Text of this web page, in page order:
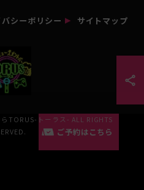
ご予約はこちら
シーポリシー サイトマップ
TORUS-トーラス- ALL RIGHTS